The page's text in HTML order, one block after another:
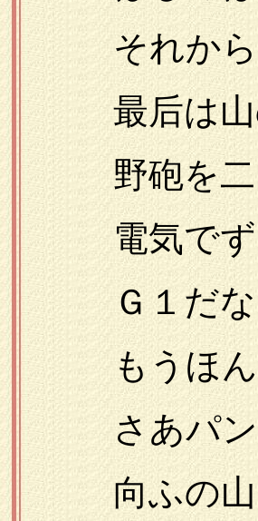
それからだ
最后は山の
野砲を二門
電気でずど
Ｇ１だなと
もうほんも
さあパンを
向ふの山